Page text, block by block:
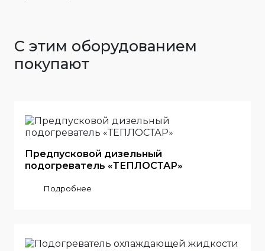
С этим оборудованием
покупают
Предпусковой дизельный
подогреватель «ТЕПЛОСТАР»
Подробнее